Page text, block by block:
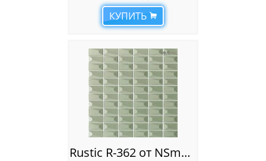
КУПИТЬ
Rustic R-362 от NSmosaic